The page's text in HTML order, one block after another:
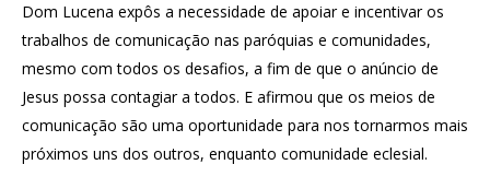
Dom Lucena expôs a necessidade de apoiar e incentivar os
trabalhos de comunicação nas paróquias e comunidades,
mesmo com todos os desafios, a fim de que o anúncio de
Jesus possa contagiar a todos. E afirmou que os meios de
comunicação são uma oportunidade para nos tornarmos mais
próximos uns dos outros, enquanto comunidade eclesial.